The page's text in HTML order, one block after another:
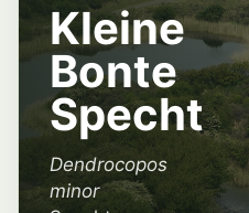
Kleine
Bonte
Specht
Dendrocopos
minor